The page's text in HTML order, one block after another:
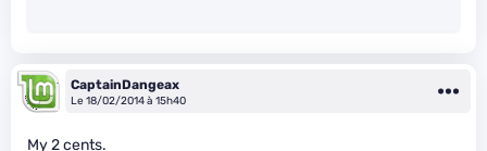
CaptainDangeax
Le 18/02/2014 à 15h40
My 2 cents.